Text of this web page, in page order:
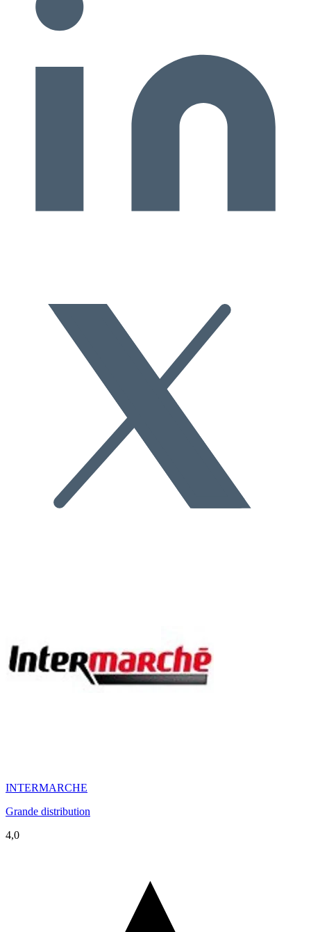
INTERMARCHE
Grande distribution
4,0